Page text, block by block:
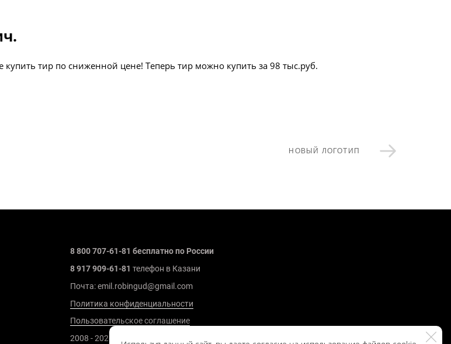
купить тир по сниженной цене! Теперь тир можно купить за 98 тыс.руб.
НОВЫЙ ЛОГОТИП
8 800 707-61-81 бесплатно по России
8 917 909-61-81 телефон в Казани
Почта: emil.robingud@gmail.com
Политика конфиденциальности
Пользовательское соглашение
2008 - 2026 г.